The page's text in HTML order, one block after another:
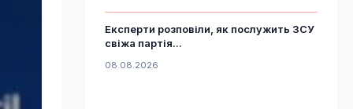
Експерти розповіли, як послужить ЗСУ
свіжа партія...
08.08.2026